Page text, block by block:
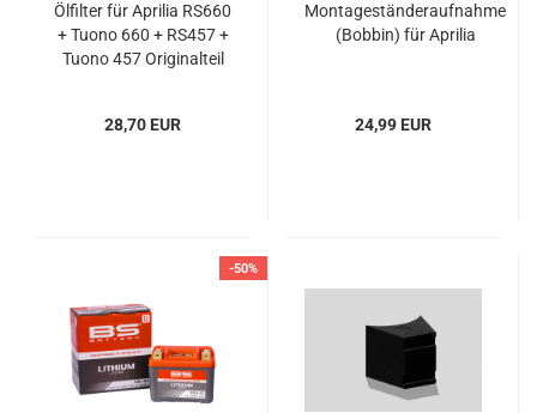
Ölfilter für Aprilia RS660
+ Tuono 660 + RS457 +
Tuono 457 Originalteil
28,70 EUR
Montageständeraufnahme
(Bobbin) für Aprilia
24,99 EUR
-50%